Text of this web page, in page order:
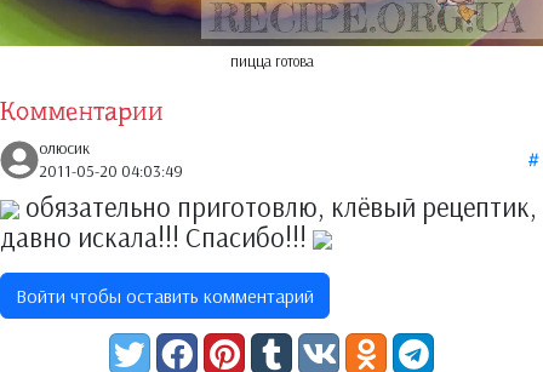
пицца готова
Комментарии
олюсик
2011-05-20 04:03:49
обязательно приготовлю, клёвый рецептик,
давно искала!!! Спасибо!!!
Войти чтобы оставить комментарий